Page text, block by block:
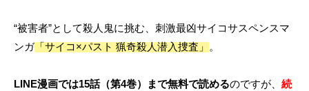
“被害者”として殺人鬼に挑む、刺激最凶サイコサスペンスマ
ンガ 「サイコ×パスト 猟奇殺人潜入捜査」 。
LINE漫画では15話（第4巻）まで無料で読めるのですが、 続